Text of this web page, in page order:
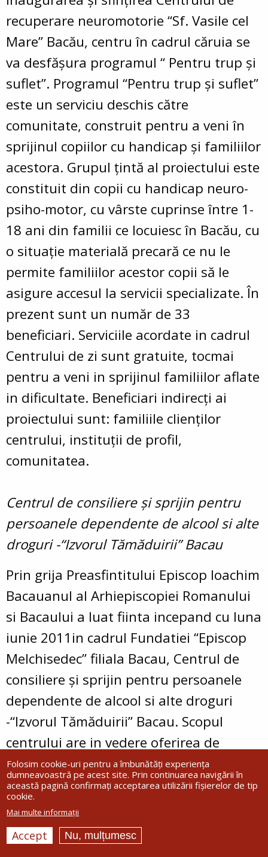
recuperare neuromotorie “Sf. Vasile cel
Mare” Bacău, centru în cadrul căruia se
va desfăşura programul “ Pentru trup şi
suflet”. Programul “Pentru trup şi suflet”
este un serviciu deschis către
comunitate, construit pentru a veni în
sprijinul copiilor cu handicap şi familiilor
acestora. Grupul ţintă al proiectului este
constituit din copii cu handicap neuro-
psiho-motor, cu vârste cuprinse între 1-
18 ani din familii ce locuiesc în Bacău, cu
o situaţie materială precară ce nu le
permite familiilor acestor copii să le
asigure accesul la servicii specializate. În
prezent sunt un număr de 33
beneficiari. Serviciile acordate in cadrul
Centrului de zi sunt gratuite, tocmai
pentru a veni in sprijinul familiilor aflate
in dificultate. Beneficiari indirecţi ai
proiectului sunt: familiile clienţilor
centrului, instituţii de profil,
comunitatea.
Centrul de consiliere şi sprijin pentru
persoanele dependente de alcool si alte
droguri -“Izvorul Tămăduirii” Bacau
Prin grija Preasfintitului Episcop Ioachim
Bacauanul al Arhiepiscopiei Romanului
si Bacaului a luat fiinta incepand cu luna
iunie 2011in cadrul Fundatiei “Episcop
Melchisedec” filiala Bacau, Centrul de
consiliere şi sprijin pentru persoanele
dependente de alcool si alte droguri
-“Izvorul Tămăduirii” Bacau. Scopul
centrului are in vedere oferirea de
servicii pentru recuperarea si
reabilitarea persoanelor dependente de
alcool si alte droguri.
Serviciile complete cuprind:
Folosim cookie-uri pentru a îmbunătăți experiența
dumneavoastră pe acest site. Prin continuarea navigării în
această pagină confirmați acceptarea utilizării fișierelor de tip
cookie.
Mai multe informații
Accept Nu, mulțumesc